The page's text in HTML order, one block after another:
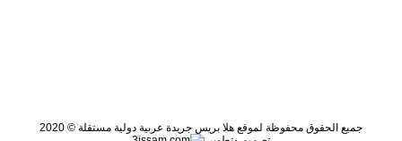
جميع الحقوق محفوظة لموقع هلا بريس جريدة عربية دولية مستقلة © 2020